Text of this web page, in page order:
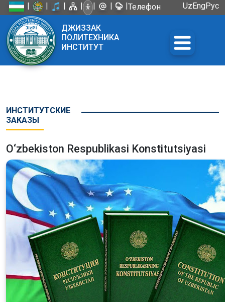
| | | | | | |Телефон
UzEngРус
ДЖИЗЗАК
ПОЛИТЕХНИКА
ИНСТИТУТ
ИНСТИТУТСКИЕ
ЗАКАЗЫ
O‘zbekiston Respublikasi Konstitutsiyasi